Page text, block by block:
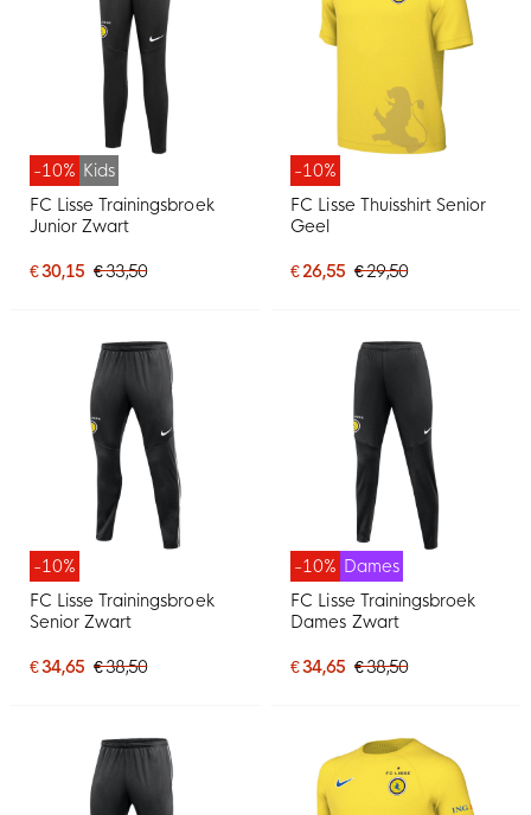
-10% Kids
FC Lisse Trainingsbroek
Junior Zwart
€ 30,15 € 33,50
-10%
FC Lisse Thuisshirt Senior
Geel
€ 26,55 € 29,50
-10%
FC Lisse Trainingsbroek
Senior Zwart
€ 34,65 € 38,50
-10% Dames
FC Lisse Trainingsbroek
Dames Zwart
€ 34,65 € 38,50